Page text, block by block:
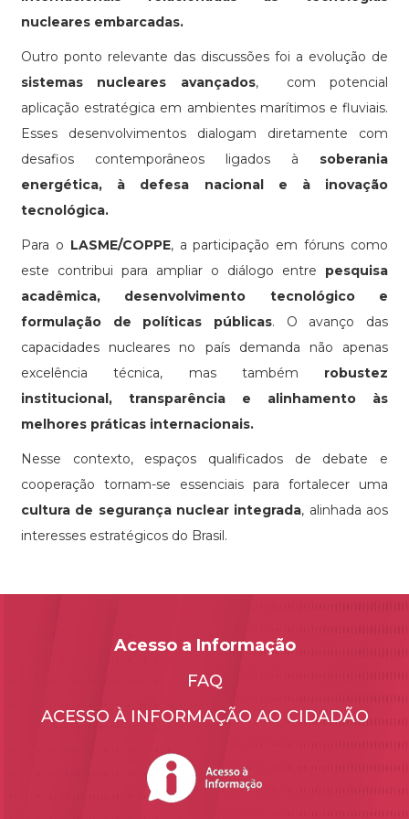
nucleares embarcadas.
Outro ponto relevante das discussões foi a evolução de
sistemas nucleares avançados, com potencial
aplicação estratégica em ambientes marítimos e fluviais.
Esses desenvolvimentos dialogam diretamente com
desafios contemporâneos ligados à soberania
energética, à defesa nacional e à inovação
tecnológica.
Para o LASME/COPPE, a participação em fóruns como
este contribui para ampliar o diálogo entre pesquisa
acadêmica, desenvolvimento tecnológico e
formulação de políticas públicas. O avanço das
capacidades nucleares no país demanda não apenas
excelência técnica, mas também robustez
institucional, transparência e alinhamento às
melhores práticas internacionais.
Nesse contexto, espaços qualificados de debate e
cooperação tornam-se essenciais para fortalecer uma
cultura de segurança nuclear integrada, alinhada aos
interesses estratégicos do Brasil.
Acesso a Informação
FAQ
ACESSO À INFORMAÇÃO AO CIDADÃO